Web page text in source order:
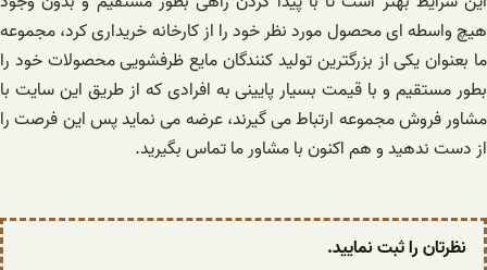
هیچ واسطه ای محصول مورد نظر خود را از کارخانه خریداری کرد، مجموعه
ما بعنوان یکی از بزرگترین تولید کنندگان مایع ظرفشویی محصولات خود را
بطور مستقیم و با قیمت بسیار پایینی به افرادی که از طریق این سایت با
مشاور فروش مجموعه ارتباط می گیرند، عرضه می نماید پس این فرصت را
از دست ندهید و هم اکنون با مشاور ما تماس بگیرید.
نظرتان را ثبت نمایید.